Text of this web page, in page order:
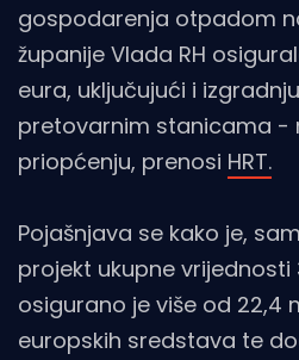
gospodarenja otpadom
županije Vlada RH
eura, uključujući i
pretovarnim stanicama -
priopćenju, prenosi HRT.
Pojašnjava se kako je,
projekt ukupne vrijednosti
osigurano je više od 22,4
europskih sredstava te